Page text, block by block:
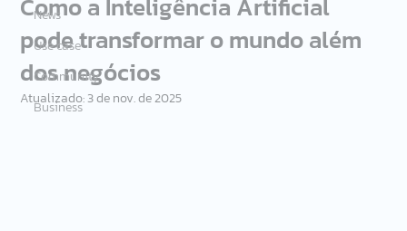
News
Use case
Community
Business
pode transformar o mundo além
dos negócios
Atualizado:3 de nov. de 2025